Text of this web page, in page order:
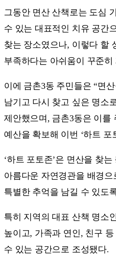
그동안 면산 산책로는 도심
수 있는 대표적인 치유 공간
찾는 장소였으나, 이렇다 할
부족하다는 아쉬움이 꾸준히
이에 금촌3동 주민들은 “면
남기고 다시 찾고 싶은 명소
제안했으며, 금촌3동은 이를
예산을 확보해 이번 ‘하트 포
‘하트 포토존’은 면산을 찾
아름다운 자연경관을 배경으
특별한 추억을 남길 수 있도
특히 지역의 대표 산책 명소
높이고, 가족과 연인, 친구
수 있는 공간으로 조성됐다.